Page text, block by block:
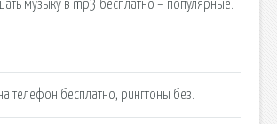
музыку в mp3 бесплатно – популярные.
телефон бесплатно, рингтоны без.